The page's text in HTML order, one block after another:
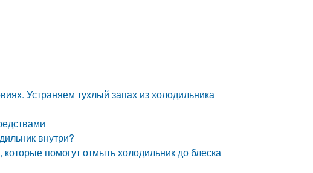
Устраняем тухлый запах из холодильника
внутри?
помогут отмыть холодильник до блеска